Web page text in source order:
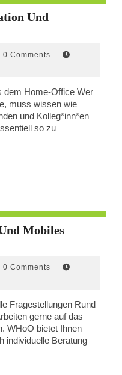
Und
0 Comments
dem Home-Office Wer
muss wissen wie
und Kolleg*inn*en
so zu
Mobiles
0 Comments
Fragestellungen Rund
gerne auf das
WHoO bietet Ihnen
individuelle Beratung